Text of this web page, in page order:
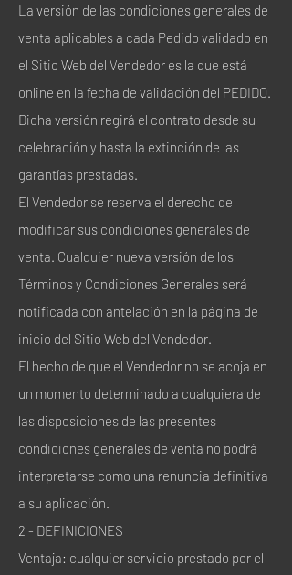
La versión de las condiciones generales de
venta aplicables a cada Pedido validado en
el Sitio Web del Vendedor es la que está
online en la fecha de validación del PEDIDO.
Dicha versión regirá el contrato desde su
celebración y hasta la extinción de las
garantías prestadas.
El Vendedor se reserva el derecho de
modificar sus condiciones generales de
venta. Cualquier nueva versión de los
Términos y Condiciones Generales será
notificada con antelación en la página de
inicio del Sitio Web del Vendedor.
El hecho de que el Vendedor no se acoja en
un momento determinado a cualquiera de
las disposiciones de las presentes
condiciones generales de venta no podrá
interpretarse como una renuncia definitiva
a su aplicación.
2 - DEFINICIONES
Ventaja: cualquier servicio prestado por el